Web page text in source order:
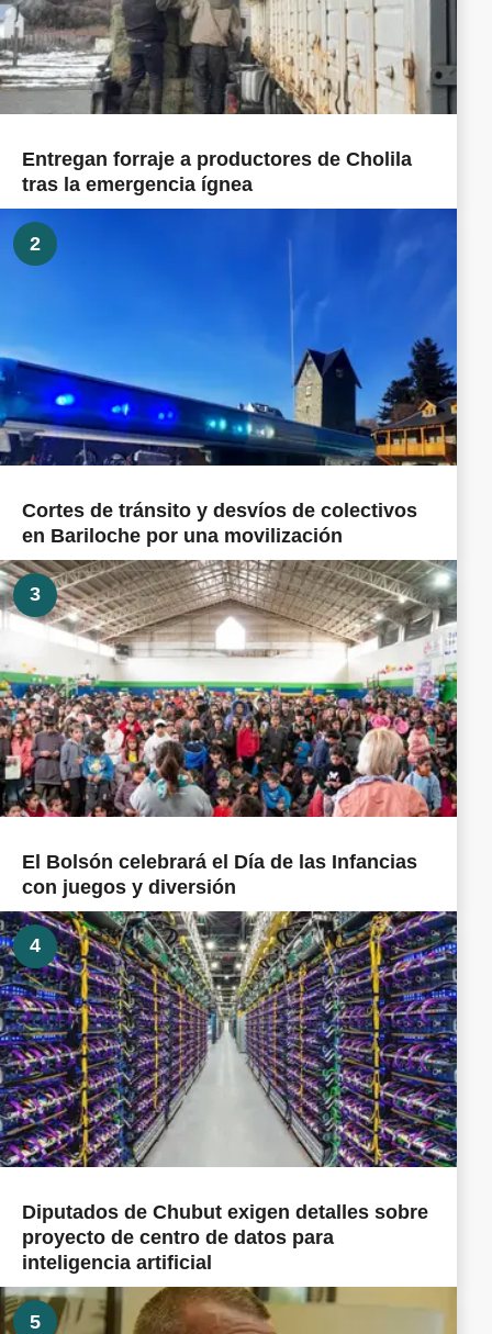
Entregan forraje a productores de Cholila
tras la emergencia ígnea
2
Cortes de tránsito y desvíos de colectivos
en Bariloche por una movilización
3
El Bolsón celebrará el Día de las Infancias
con juegos y diversión
4
Diputados de Chubut exigen detalles sobre
proyecto de centro de datos para
inteligencia artificial
5